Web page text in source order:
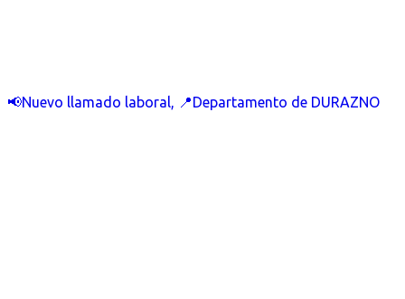
📢Nuevo llamado laboral, 📍Departamento de DURAZNO